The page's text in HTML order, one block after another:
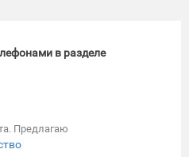
в разделе
Предлагаю